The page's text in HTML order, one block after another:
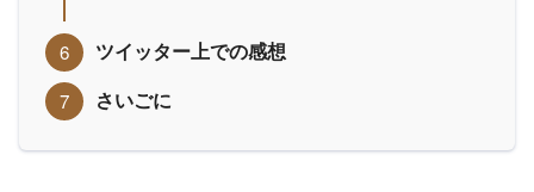
ツイッター上での感想
さいごに